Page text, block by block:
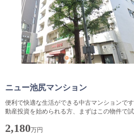
ニュー池尻マンション
便利で快適な生活ができる中古マンションで
動産投資を始められる方、まずはこの物件で
2,180万円